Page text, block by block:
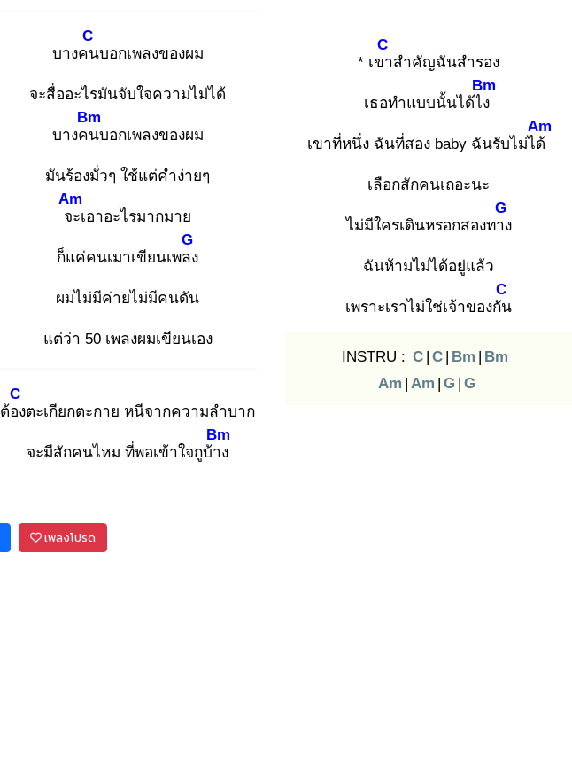
บางคน
C
บอกเพลงของผม
จะสื่ออะไรมันจับใจความไม่ได้
บางคน
Bm
บอกเพลงของผม
มันร้องมั่วๆ ใช้แต่คำง่ายๆ
จะ
Am
เอาอะไรมากมาย
ก็แค่คนเมาเขียนเพลง
G
ผมไม่มีค่ายไม่มีคนดัน
แต่ว่า 50 เพลงผมเขียนเอง
ต้อง
C
ตะเกียกตะกาย หนีจากความลำบาก
จะมีสักคนไหม ที่พอเข้าใจกูบ้าง
Bm
* เขา
C
สำคัญฉันสำรอง
เธอทำแบบนั้นได้ไง
Bm
เขาที่หนึ่ง ฉันที่สอง baby ฉันรับไม่ได้
Am
เลือกสักคนเถอะนะ
ไม่มีใครเดินหรอกสองทาง
G
ฉันห้ามไม่ได้อยู่แล้ว
เพราะเราไม่ใช่เจ้าของกัน
C
INSTRU : C | C | Bm | Bm
Am | Am | G | G
เพลงโปรด